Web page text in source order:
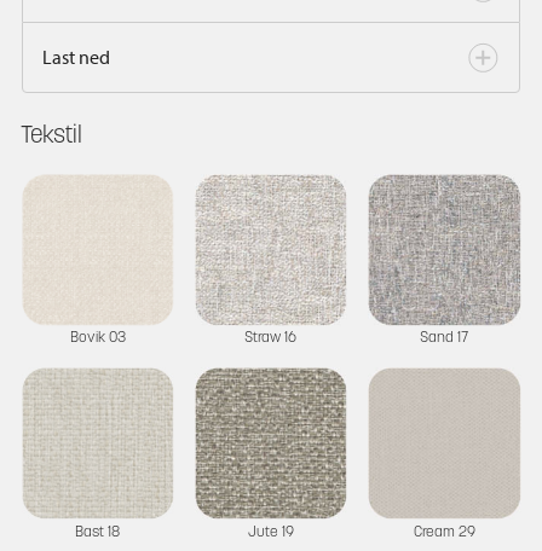
Last ned
Tekstil
Bovik 03 Straw 16 Sand 17
Bast 18 Jute 19 Cream 29